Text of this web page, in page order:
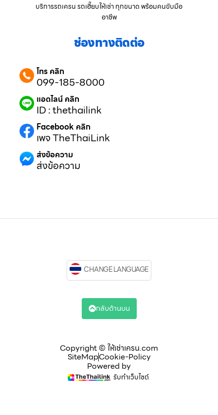
บริการรถเครน รถเฮี๊ยบให้เช่า ทุกขนาด พร้อมคนขับมือ
อาชีพ
ช่องทางติดต่อ
โทร คลิก
099-185-8000
แอดไลน์ คลิก
ID : thethailink
Facebook คลิก
เพจ TheThaiLink
ส่งข้อความ
ส่งข้อความ
Copyright © ให้เช่าเครน.com
SiteMapCookie-Policy
Powered by
รับทำเว็บไซต์
CHANGE LANGUAGE
กลับด้านบน